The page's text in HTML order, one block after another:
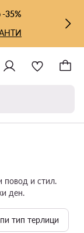
-35%
повод и стил.
ден.
тип терлици